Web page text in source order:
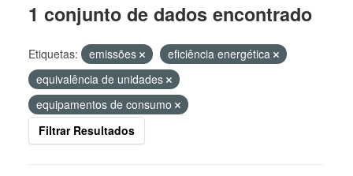
1 conjunto de dados encontrado
Etiquetas: emissões
eficiência energética
equivalência de unidades
equipamentos de consumo
Filtrar Resultados